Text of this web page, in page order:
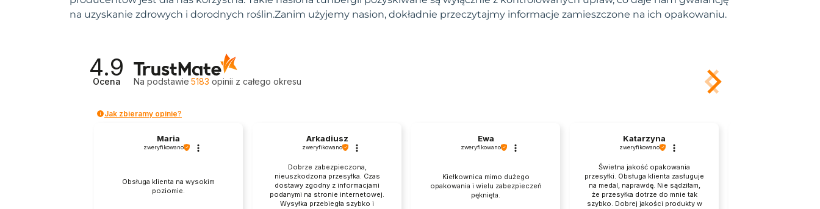
Karmnik ościsty
Klarkia nadobna
Kobea pnąca
na uzyskanie zdrowych i dorodnych roślin.Zanim użyjemy nasion, dokładnie przeczytajmy informacje zamieszczone na ich opakowaniu.
4.9
Ocena Na podstawie 5183 opinii z całego okresu
Jak zbieramy opinie?
Maria
zweryfikowano
Obsługa klienta na wysokim
poziomie.
Arkadiusz
zweryfikowano
Dobrze zabezpieczona,
nieuszkodzona przesyłka. Czas
dostawy zgodny z informacjami
podanymi na stronie internetowej.
Wysyłka przebiegła szybko i
Ewa
zweryfikowano
Kiełkownica mimo dużego
opakowania i wielu zabezpieczeń
pęknięta.
Katarzyna
zweryfikowano
Świetna jakość opakowania
przesyłki. Obsługa klienta zasługuje
na medal, naprawdę. Nie sądziłam,
że przesyłka dotrze do mnie tak
szybko. Dobrej jakości produkty w